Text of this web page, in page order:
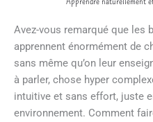
Avez-vous remarqué que les
apprennent énormément de
sans même qu’on leur
à parler, chose hyper
intuitive et sans effort, juste
environnement. Comment